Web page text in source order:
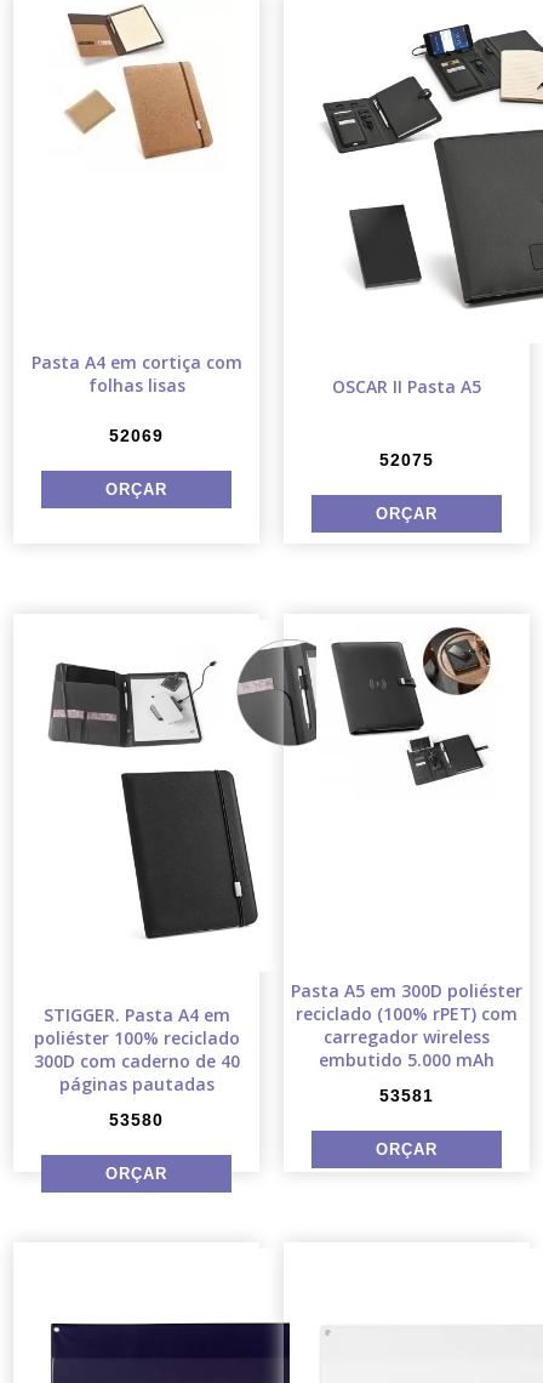
Pasta A4 em cortiça com
folhas lisas
52069
OSCAR II Pasta A5
52075
STIGGER. Pasta A4 em
poliéster 100% reciclado
300D com caderno de 40
páginas pautadas
53580
Pasta A5 em 300D poliéster
reciclado (100% rPET) com
carregador wireless
embutido 5.000 mAh
53581